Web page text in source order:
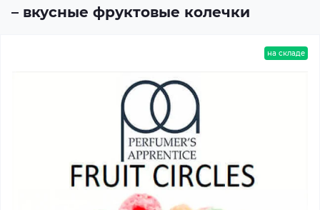
– вкусные фруктовые колечки
на складе